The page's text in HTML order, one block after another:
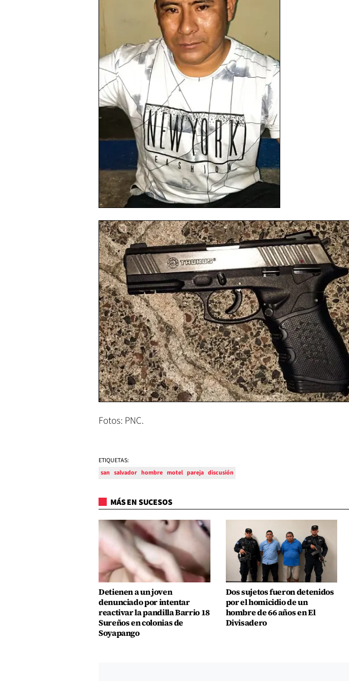
Fotos: PNC.
ETIQUETAS:
san salvador hombre motel pareja discusión
MÁS EN SUCESOS
Detienen a un joven
denunciado por intentar
reactivar la pandilla Barrio 18
Sureños en colonias de
Soyapango
Dos sujetos fueron detenidos
por el homicidio de un
hombre de 66 años en El
Divisadero